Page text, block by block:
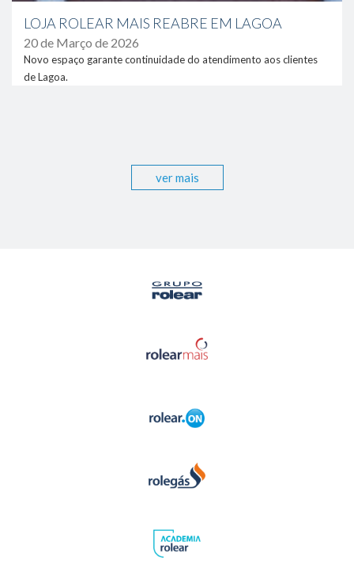
LOJA ROLEAR MAIS REABRE EM LAGOA
20 de Março de 2026
Novo espaço garante continuidade do atendimento aos clientes
de Lagoa.
ver mais